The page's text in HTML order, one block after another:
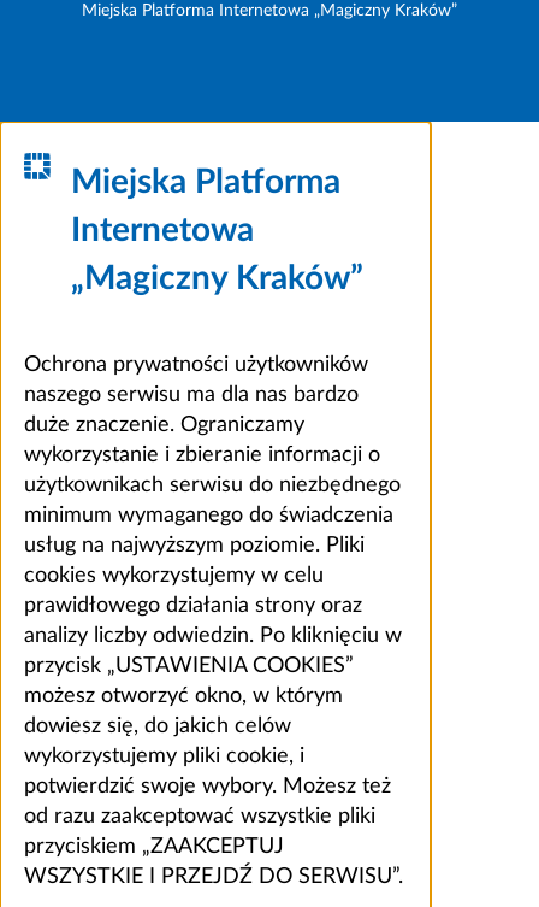
Miejska Platforma Internetowa „Magiczny Kraków”
Miejska Platforma
Internetowa
„Magiczny Kraków”
Ochrona prywatności użytkowników
naszego serwisu ma dla nas bardzo
duże znaczenie. Ograniczamy
wykorzystanie i zbieranie informacji o
użytkownikach serwisu do niezbędnego
minimum wymaganego do świadczenia
usług na najwyższym poziomie. Pliki
cookies wykorzystujemy w celu
prawidłowego działania strony oraz
analizy liczby odwiedzin. Po kliknięciu w
przycisk „USTAWIENIA COOKIES”
możesz otworzyć okno, w którym
dowiesz się, do jakich celów
wykorzystujemy pliki cookie, i
potwierdzić swoje wybory. Możesz też
od razu zaakceptować wszystkie pliki
przyciskiem „ZAAKCEPTUJ
WSZYSTKIE I PRZEJDŹ DO SERWISU”.